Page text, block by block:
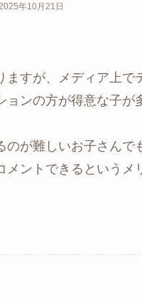
年10月21日
ますが、メディア上で
ョンの方が得意な子が
のが難しいお子さんで
メントできるというメ